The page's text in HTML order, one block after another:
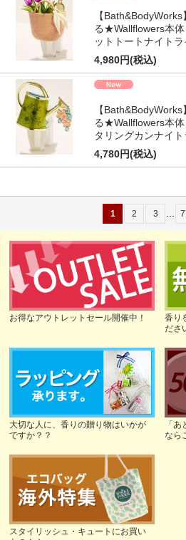
【
る★Wallflowers本
ットトートナイトラ
4,980円(税込)
【
る★Wallflowers本
タリングカンナイト
4,780円(税込)
1 2 3 ...
お得なアウトレットセール開催中！
香り
ださ
大切な人に、香りの贈り物はいかが
ですか？？
「
なら
スタイリッシュ・キュートにお買い